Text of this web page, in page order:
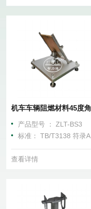
产品型号 ： ZLT-BS3
标准： TB/T3138 符录A
查看详情